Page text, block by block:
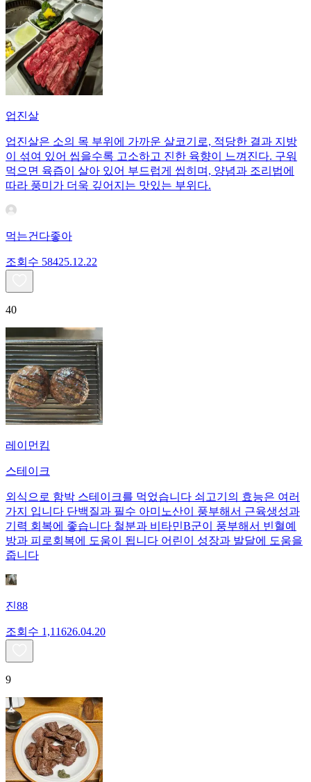
업진살
업진살은 소의 목 부위에 가까운 살코기로, 적당한 결과 지방
이 섞여 있어 씹을수록 고소하고 진한 육향이 느껴진다. 구워
먹으면 육즙이 살아 있어 부드럽게 씹히며, 양념과 조리법에
따라 풍미가 더욱 깊어지는 맛있는 부위다.
먹는건다좋아
조회수 58425.12.22
40
레이먼킴
스테이크
외식으로 함박 스테이크를 먹었습니다 쇠고기의 효능은 여러
가지 입니다 단백질과 필수 아미노산이 풍부해서 근육생성과
기력 회복에 좋습니다 철분과 비타민B군이 풍부해서 빈혈예
방과 피로회복에 도움이 됩니다 어린이 성장과 발달에 도움을
줍니다
진88
조회수 1,11626.04.20
9